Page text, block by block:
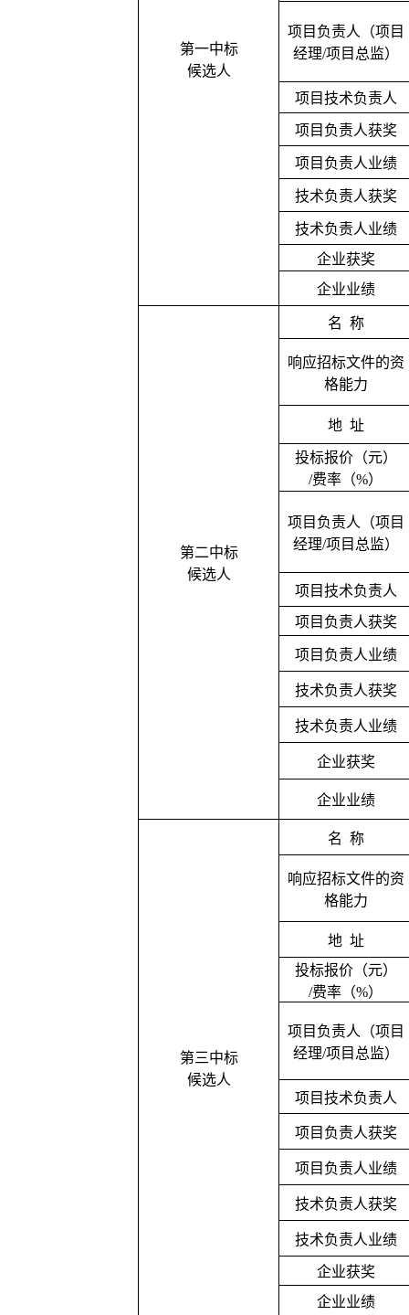
第一中标
候选人
项目负责人（项目
经理/项目总监）
项目技术负责人
项目负责人获奖
项目负责人业绩
技术负责人获奖
技术负责人业绩
企业获奖
企业业绩
第二中标
候选人
名 称
响应招标文件的资
格能力
地 址
投标报价（元）
/费率（%）
项目负责人（项目
经理/项目总监）
项目技术负责人
项目负责人获奖
项目负责人业绩
技术负责人获奖
技术负责人业绩
企业获奖
企业业绩
第三中标
候选人
名 称
响应招标文件的资
格能力
地 址
投标报价（元）
/费率（%）
项目负责人（项目
经理/项目总监）
项目技术负责人
项目负责人获奖
项目负责人业绩
技术负责人获奖
技术负责人业绩
企业获奖
企业业绩